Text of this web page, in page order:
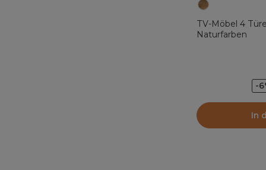
TV-Möbel 4
Naturfarben
-
In